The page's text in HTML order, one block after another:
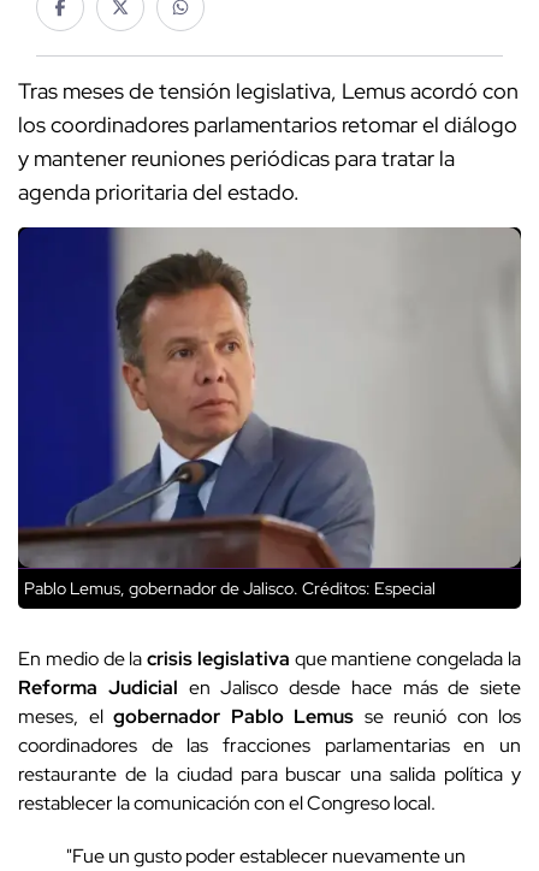
Tras meses de tensión legislativa, Lemus acordó con
los coordinadores parlamentarios retomar el diálogo
y mantener reuniones periódicas para tratar la
agenda prioritaria del estado.
Pablo Lemus, gobernador de Jalisco. Créditos: Especial
En medio de lacrisis legislativa que mantiene congelada la
Reforma Judicial en Jalisco desde hace más de siete
meses, el gobernador Pablo Lemus se reunió con los
coordinadores de las fracciones parlamentarias en un
restaurante de la ciudad para buscar una salida política y
restablecer la comunicación con el Congreso local.
"Fue un gusto poder establecer nuevamente un